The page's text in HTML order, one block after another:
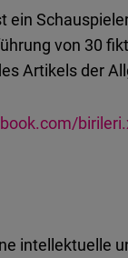
ein
von 30
Artikels der
intellektuelle